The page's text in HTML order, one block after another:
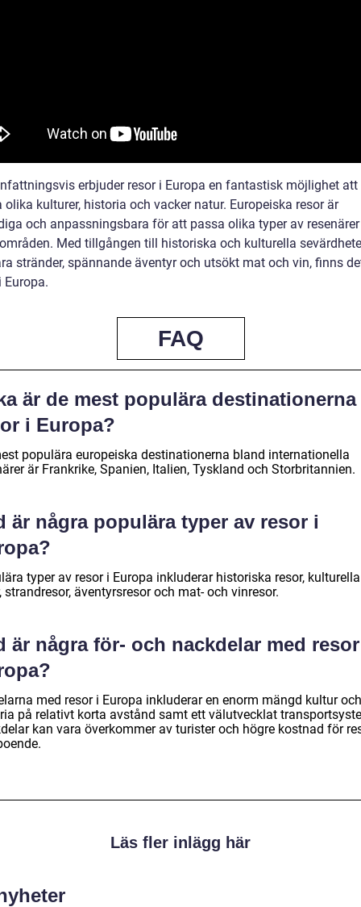
erbjuder resor i Europa en fantastisk möjlighet att
olika kulturer, historia och vacker natur. Europeiska resor är
och anpassningsbara för att passa olika typer av
Med tillgången till historiska och kulturella
stränder, spännande äventyr och utsökt mat och vin, finns
FAQ
är de mest populära
i Europa?
populära europeiska destinationerna bland internationella
är Frankrike, Spanien, Italien, Tyskland och Storbritannien.
är några populära typer av resor i
typer av resor i Europa inkluderar historiska resor, kulturella
strandresor, äventyrsresor och mat- och vinresor.
är några för- och nackdelar med
med resor i Europa inkluderar en enorm mängd kultur och
på relativt korta avstånd samt ett välutvecklat
kan vara överkommer av turister och högre kostnad för
Läs fler inlägg här